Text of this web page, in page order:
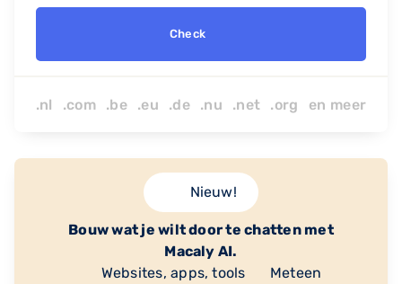
Check
.nl .com .be .eu .de .nu .net .org en meer
Nieuw!
Bouw wat je wilt door te chatten met
Macaly AI.
Websites, apps, tools
Meteen